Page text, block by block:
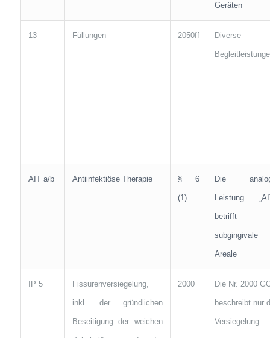
Geräten
13 Füllungen 2050ff Diverse
AIT a/b Antiinfektiöse Therapie § 6
(1)
Die
Leistung
betrifft
subgingivale
Areale
IP 5 Fissurenversiegelung,
inkl. der gründlichen
Beseitigung der weichen
2000 Die Nr. 2000
beschreibt nur
Versiegelung